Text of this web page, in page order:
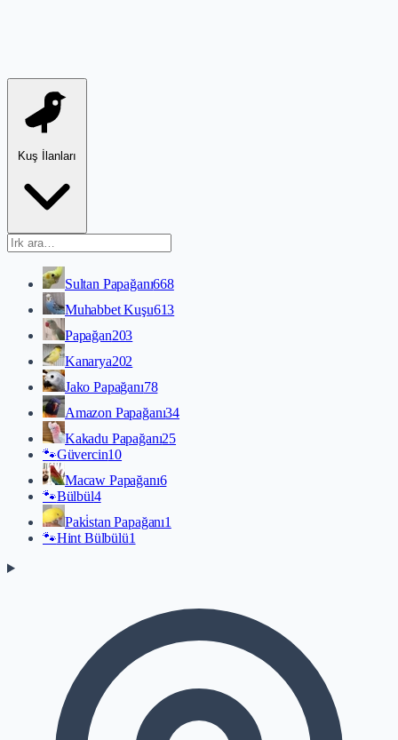
Kuş İlanları
Sultan Papağanı668
Muhabbet Kuşu613
Papağan203
Kanarya202
Jako Papağanı78
Amazon Papağanı34
Kakadu Papağanı25
🐾Güvercin10
Macaw Papağanı6
🐾Bülbül4
Paki̇stan Papağanı1
🐾Hint Bülbülü1